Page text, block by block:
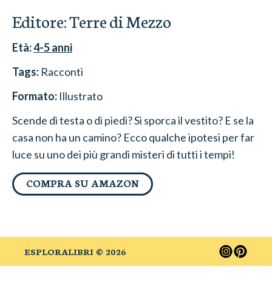
Editore:Terre di Mezzo
Età:4-5anni
Tags: Racconti
Formato: Illustrato
Scende di testa o di piedi? Si sporca il vestito? E se la
casa non ha un camino? Ecco qualche ipotesi per far
luce su uno dei più grandi misteri di tutti i tempi!
COMPRA SU AMAZON
ESPLORALIBRI © 2026